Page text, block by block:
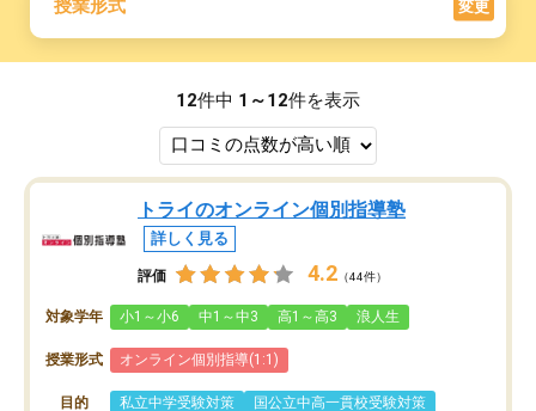
授業形式 変更
12件中 1～12件を表示
トライのオンライン個別指導塾
詳しく見る
評価 4.2 （44件）
対象学年 小1～小6 中1～中3 高1～高3 浪人生
授業形式 オンライン個別指導(1:1)
目的 私立中学受験対策
国公立中高一貫校受験対策